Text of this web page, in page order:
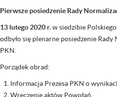
Pierwsze posiedzenie Rady
13 lutego 2020 r.w siedzibie
odbyło się plenarne posiedzenie
PKN.
Porządek obrad:
Informacja Prezesa PKN o
Wręczenie aktów Powołań.